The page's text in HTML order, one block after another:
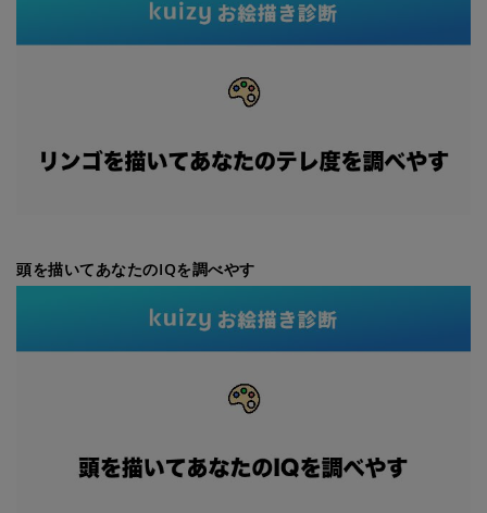
頭を描いてあなたのIQを調べやす